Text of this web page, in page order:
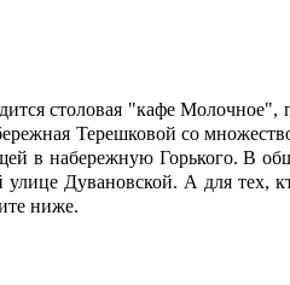
столовая "кафе Молочное",
Терешковой со
в набережную Горького. В
Дувановской. А для тех,
ниже.